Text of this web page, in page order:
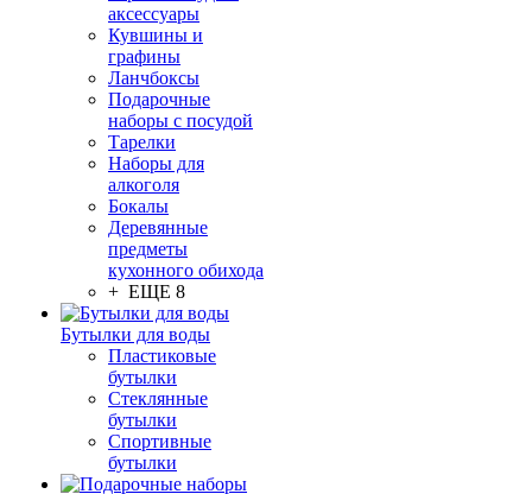
аксессуары
Кувшины и
графины
Ланчбоксы
Подарочные
наборы с посудой
Тарелки
Наборы для
алкоголя
Бокалы
Деревянные
предметы
кухонного обихода
+ ЕЩЕ 8
Бутылки для воды
Пластиковые
бутылки
Стеклянные
бутылки
Спортивные
бутылки